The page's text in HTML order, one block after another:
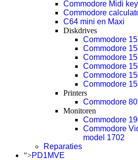
Commodore Midi
Commodore
C64 mini en Maxi
Diskdrives
Commodore
Commodore
Commodore
Commodore
Commodore
Commodore
Printers
Commodore
Monitoren
Commodore
Commodore
model 1702
Reparaties
">PD1MVE